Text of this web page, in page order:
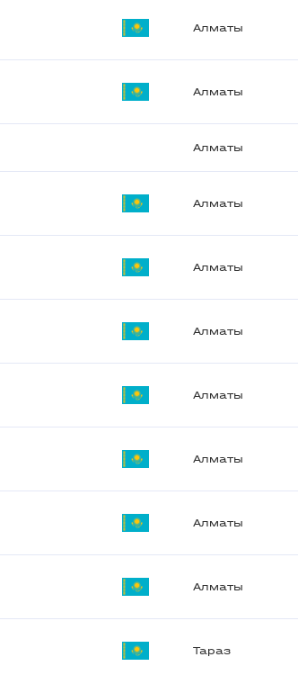
Алматы
Алматы
Алматы
Алматы
Алматы
Алматы
Алматы
Алматы
Алматы
Алматы
Тараз